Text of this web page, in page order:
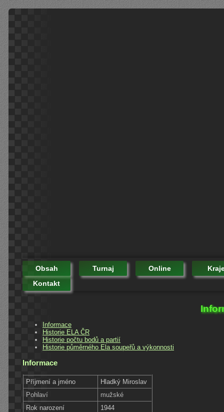
Obsah Turnaj Online
Kontakt
Informace
Historie ELA ČR
Historie počtu bodů a partií
Historie půměrného Ela soupeřů a výkonnosti
Informace
Příjmení a jméno
Hladký Miroslav
Pohlaví
mužské
Rok narození
1944